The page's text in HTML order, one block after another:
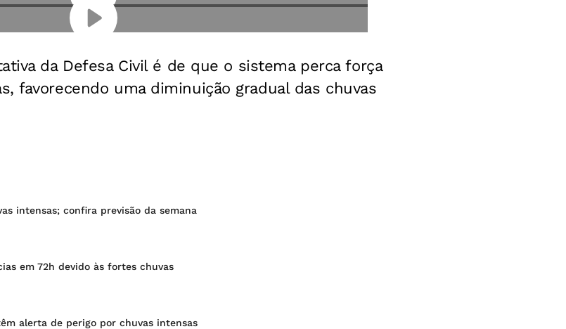
da Defesa Civil é de que o sistema perca força
favorecendo uma diminuição gradual das chuvas
intensas; confira previsão da semana
em 72h devido às fortes chuvas
alerta de perigo por chuvas intensas